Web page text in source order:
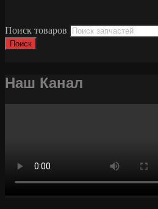
Поиск товаров
Поиск
Наш Канал